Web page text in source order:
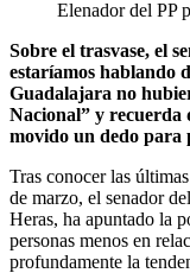
Elenador del PP
Sobre el trasvase, el
estaríamos hablando
Guadalajara no
Nacional” y recuerda
movido un dedo para
Tras conocer las
de marzo, el senador
Heras, ha apuntado la
personas menos en
profundamente la